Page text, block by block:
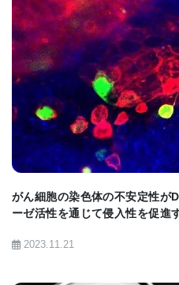
るのだ。一昔前の自閉症
べている。
また、自閉症や他の発達
される場合もある。この
もが自閉症スペクトラム
知的障害を持ち、18％が
た。
最後に、良心的な臨床医
によって子供に汚名を着
見ることを好むかもしれ
がん細胞の染色体の不安定性が
ーゼ活性を通じて侵入性を促進
2023.11.21